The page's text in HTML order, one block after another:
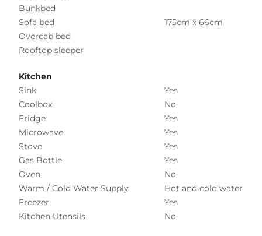
Bunkbed
Sofa bed
175cm x 66cm
Overcab bed
Rooftop sleeper
Kitchen
Sink
Yes
Coolbox
No
Fridge
Yes
Microwave
Yes
Stove
Yes
Gas Bottle
Yes
Oven
No
Warm / Cold Water Supply
Hot and cold water
Freezer
Yes
Kitchen Utensils
No